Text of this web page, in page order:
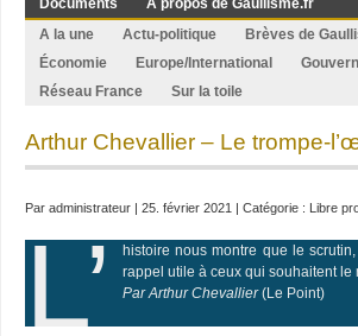
Documents
À propos de Gaullisme.fr
A la une
Actu-politique Brèves de
Économie
Europe/International
Réseau France
Sur la toile
Arthur Chevallier – Le trompe-
Par administrateur | 25. février 2021 | Catégorie : Libre
L’
histoire nous montre que le
rappel utile à ceux qui souhaitent le
Par Arthur Chevallier(Le Point)